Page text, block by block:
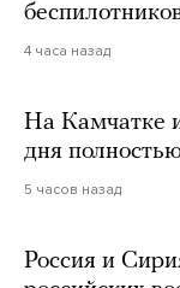
4 часа назад
На Камчатке
дня
5 часов назад
Россия и